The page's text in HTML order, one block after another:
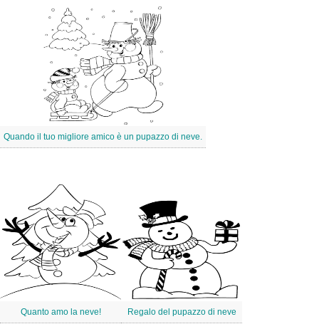
Quando il tuo migliore amico è un pupazzo di neve.
Quanto amo la neve! Regalo del pupazzo di neve